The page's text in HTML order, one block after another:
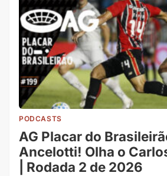
PODCASTS
AG Placar do
Ancelotti! Olha o
| Rodada 2 de 2026